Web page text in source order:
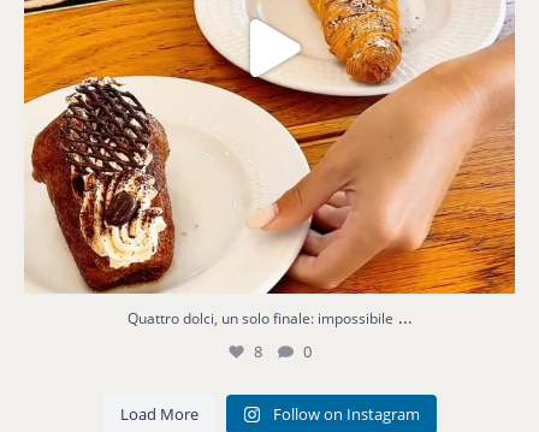
Quattro dolci, un solo finale: impossibile ...
8 0
Load More Follow on Instagram